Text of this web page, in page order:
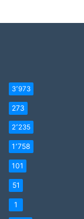
3٬973
273
2٬235
1٬758
101
51
1